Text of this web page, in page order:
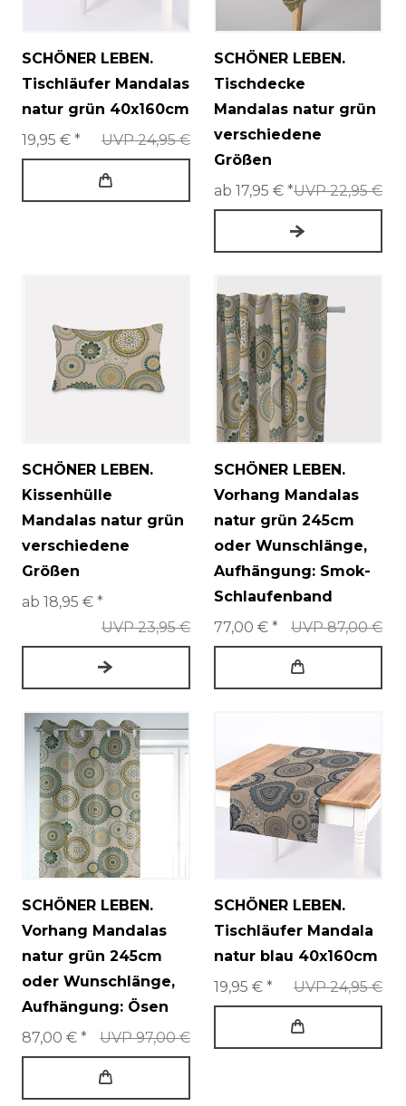
SCHÖNER LEBEN.
Tischläufer Mandalas
natur grün 40x160cm
UVP 24,95 €
19,95 € *
SCHÖNER LEBEN.
Tischdecke
Mandalas natur grün
verschiedene
Größen
UVP 22,95 €
ab 17,95 € *
SCHÖNER LEBEN.
Kissenhülle
Mandalas natur grün
verschiedene
Größen
UVP 23,95 €
ab 18,95 € *
SCHÖNER LEBEN.
Vorhang Mandalas
natur grün 245cm
oder Wunschlänge,
Aufhängung: Smok-
Schlaufenband
UVP 87,00 €
77,00 € *
SCHÖNER LEBEN.
Vorhang Mandalas
natur grün 245cm
oder Wunschlänge,
Aufhängung: Ösen
UVP 97,00 €
87,00 € *
SCHÖNER LEBEN.
Tischläufer Mandala
natur blau 40x160cm
UVP 24,95 €
19,95 € *